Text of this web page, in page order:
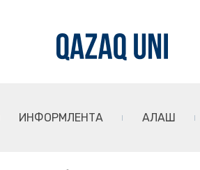
ИНФОРМЛЕНТА АЛАШ